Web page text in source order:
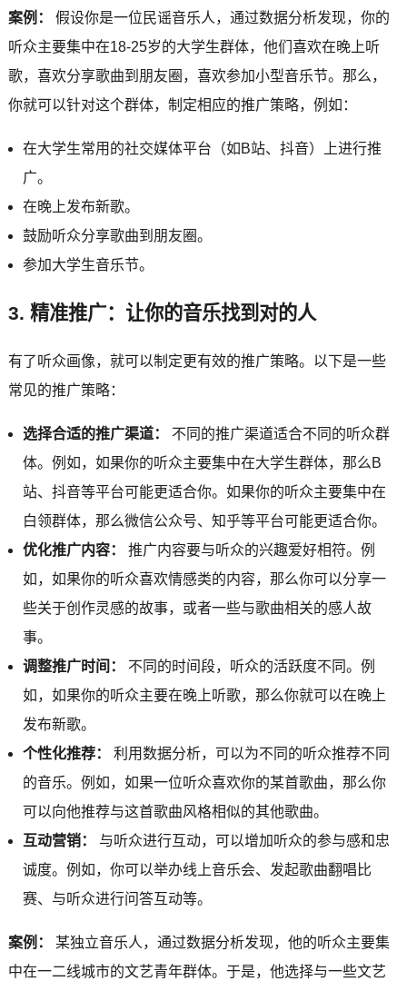
案例：
假设你是一位民谣音乐人，通过数据分析发现，你的
听众主要集中在18-25岁的大学生群体，他们喜欢在晚上听
歌，喜欢分享歌曲到朋友圈，喜欢参加小型音乐节。那么，
你就可以针对这个群体，制定相应的推广策略，例如：
在大学生常用的社交媒体平台（如B站、抖音）上进行推
广。
在晚上发布新歌。
鼓励听众分享歌曲到朋友圈。
参加大学生音乐节。
3. 精准推广：让你的音乐找到对的人
有了听众画像，就可以制定更有效的推广策略。以下是一些
常见的推广策略：
选择合适的推广渠道：
不同的推广渠道适合不同的听众群
体。例如，如果你的听众主要集中在大学生群体，那么B
站、抖音等平台可能更适合你。如果你的听众主要集中在
白领群体，那么微信公众号、知乎等平台可能更适合你。
优化推广内容：
推广内容要与听众的兴趣爱好相符。例
如，如果你的听众喜欢情感类的内容，那么你可以分享一
些关于创作灵感的故事，或者一些与歌曲相关的感人故
事。
调整推广时间：
不同的时间段，听众的活跃度不同。例
如，如果你的听众主要在晚上听歌，那么你就可以在晚上
发布新歌。
个性化推荐：
利用数据分析，可以为不同的听众推荐不同
的音乐。例如，如果一位听众喜欢你的某首歌曲，那么你
可以向他推荐与这首歌曲风格相似的其他歌曲。
互动营销：
与听众进行互动，可以增加听众的参与感和忠
诚度。例如，你可以举办线上音乐会、发起歌曲翻唱比
赛、与听众进行问答互动等。
案例：
某独立音乐人，通过数据分析发现，他的听众主要集
中在一二线城市的文艺青年群体。于是，他选择与一些文艺